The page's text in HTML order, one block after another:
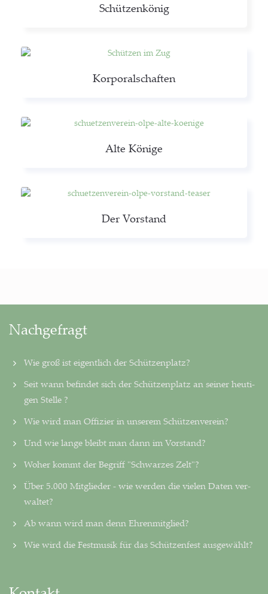
Schüt­zen­kö­nig
Kor­po­ral­schaf­ten
Alte Köni­ge
Der Vor­stand
Nachgefragt
Wie groß ist eigentlich der Schützenplatz?
Seit wann befindet sich der Schützenplatz an seiner heu­ti­
gen Stelle ?
Wie wird man Offizier in unserem Schützenverein?
Und wie lange bleibt man dann im Vorstand?
Woher kommt der Begriff "Schwarzes Zelt"?
Über 5.000 Mitglieder - wie werden die vielen Daten ver­
wal­tet?
Ab wann wird man denn Ehrenmitglied?
Wie wird die Festmusik für das Schützenfest ausgewählt?